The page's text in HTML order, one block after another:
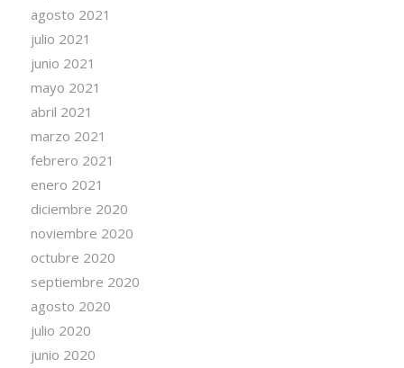
agosto 2021
julio 2021
junio 2021
mayo 2021
abril 2021
marzo 2021
febrero 2021
enero 2021
diciembre 2020
noviembre 2020
octubre 2020
septiembre 2020
agosto 2020
julio 2020
junio 2020